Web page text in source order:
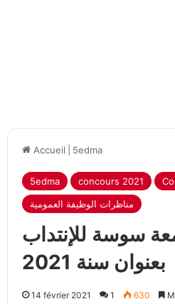
Accueil 5edma
5edma concours 2021
مناظرات الوظيفة العمومية
سوسة للإنتداب
بعنوان سنة 2021
14 février 2021 1 630